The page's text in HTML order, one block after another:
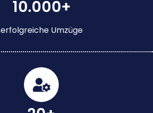
10.000+
erfolgreiche Umzüge